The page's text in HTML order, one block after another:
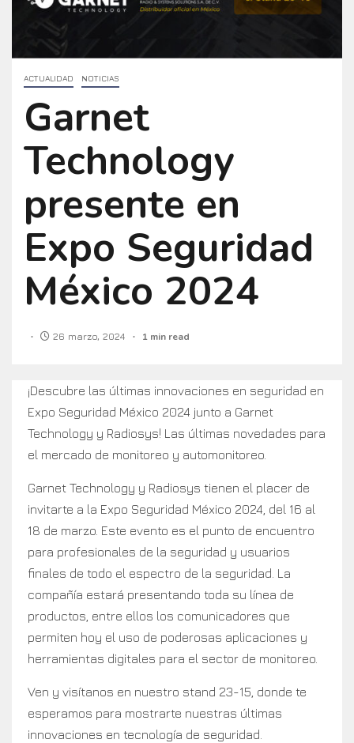
ACTUALIDAD NOTICIAS
Garnet
Technology
presente en
Expo Seguridad
México 2024
26 marzo, 2024 1 min read
¡Descubre las últimas innovaciones en seguridad en
Expo Seguridad México 2024 junto a Garnet
Technology y Radiosys! Las últimas novedades para
el mercado de monitoreo y automonitoreo.
Garnet Technology y Radiosys tienen el placer de
invitarte a la Expo Seguridad México 2024, del 16 al
18 de marzo. Este evento es el punto de encuentro
para profesionales de la seguridad y usuarios
finales de todo el espectro de la seguridad. La
compañía estará presentando toda su línea de
productos, entre ellos los comunicadores que
permiten hoy el uso de poderosas aplicaciones y
herramientas digitales para el sector de monitoreo.
Ven y visítanos en nuestro stand 23-15, donde te
esperamos para mostrarte nuestras últimas
innovaciones en tecnología de seguridad.